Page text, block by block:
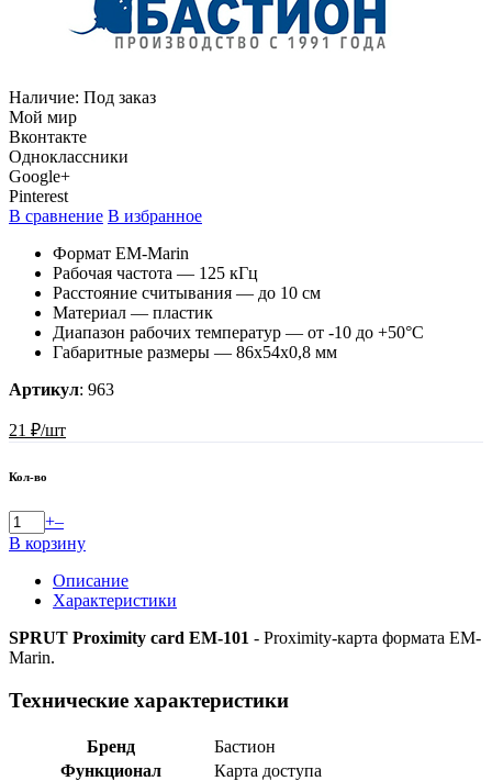
Наличие: Под заказ
Мой мир
Вконтакте
Одноклассники
Google+
Pinterest
В сравнение В избранное
Формат EM-Marin
Рабочая частота — 125 кГц
Расстояние считывания — до 10 см
Материал — пластик
Диапазон рабочих температур — от -10 до +50°С
Габаритные размеры — 86х54х0,8 мм
Артикул: 963
21 ₽/шт
Кол-во
+–
В корзину
Описание
Характеристики
SPRUT Proximity card EM-101 - Proximity-карта формата EM-
Marin.
Технические характеристики
Бренд
Бастион
Функционал
Карта доступа